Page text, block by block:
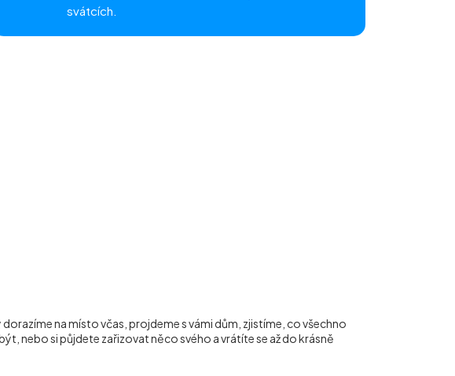
svátcích.
dorazíme na místo včas, projdeme s vámi dům, zjistíme, co všechno
nebo si půjdete zařizovat něco svého a vrátíte se až do krásně